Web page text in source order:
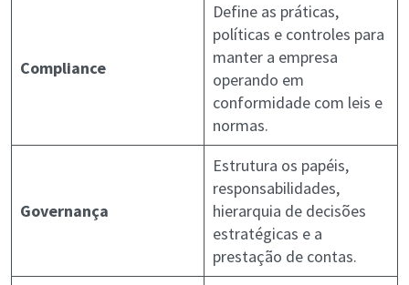
Compliance
Define as práticas,
políticas e controles para
manter a empresa
operando em
conformidade com leis e
normas.
Governança
Estrutura os papéis,
responsabilidades,
hierarquia de decisões
estratégicas e a
prestação de contas.